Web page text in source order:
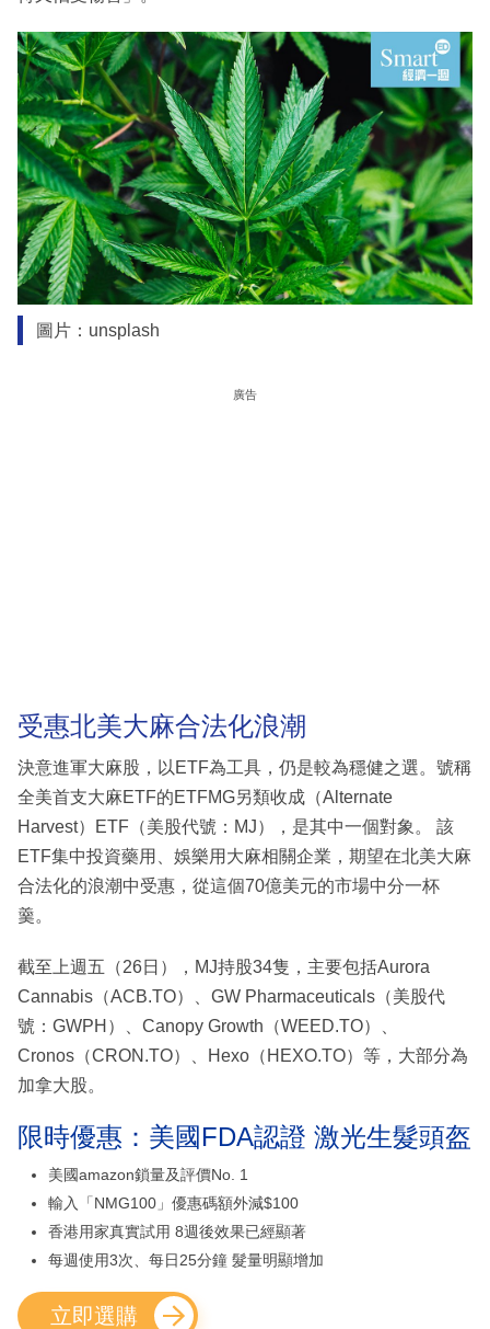
圖片：unsplash
廣告
受惠北美大麻合法化浪潮
決意進軍大麻股，以ETF為工具，仍是較為穩健之選。號稱
全美首支大麻ETF的ETFMG另類收成（Alternate
Harvest）ETF（美股代號：MJ），是其中一個對象。 該
ETF集中投資藥用、娛樂用大麻相關企業，期望在北美大麻
合法化的浪潮中受惠，從這個70億美元的市場中分一杯
羹。
截至上週五（26日），MJ持股34隻，主要包括Aurora
Cannabis（ACB.TO）、GW Pharmaceuticals（美股代
號：GWPH）、Canopy Growth（WEED.TO）、
Cronos（CRON.TO）、Hexo（HEXO.TO）等，大部分為
加拿大股。
限時優惠：美國FDA認證 激光生髮頭盔
美國amazon鎖量及評價No. 1
輸入「NMG100」優惠碼額外減$100
香港用家真實試用 8週後效果已經顯著
每週使用3次、每日25分鐘 髮量明顯增加
立即選購